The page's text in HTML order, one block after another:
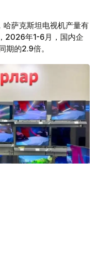
哈萨克斯坦电视机产量有
2026年1-6月，国内企
期的2.9倍。